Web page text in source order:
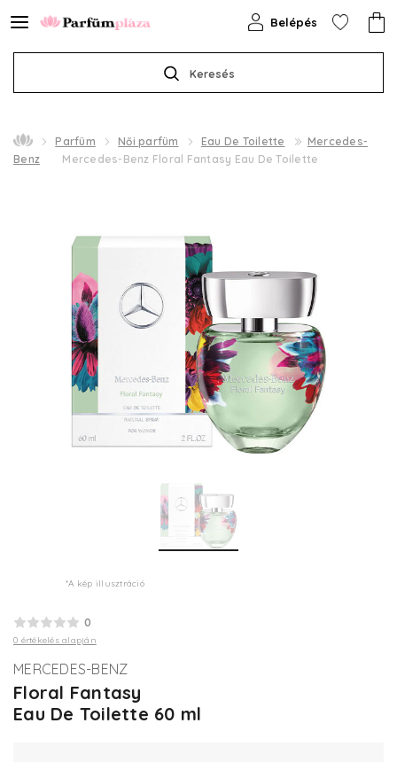
Keresés
Belépés
Parfüm Női parfüm Eau De Toilette
Mercedes-
Benz
Mercedes-Benz Floral Fantasy Eau De Toilette
*A kép illusztráció
0
0 értékelés alapján
MERCEDES-BENZ
Floral Fantasy
Eau De Toilette 60 ml